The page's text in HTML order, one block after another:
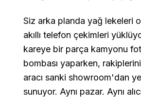
Siz arka planda yağ lekeleri
akıllı telefon çekimleri
kareye bir parça kamyonu
bombası yaparken,
aracı sanki showroom'dan
sunuyor. Aynı pazar. Aynı